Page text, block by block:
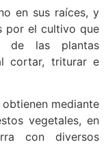
en sus raíces, y
por el cultivo que
de las plantas
cortar, triturar e
mediante
vegetales, en
con diversos